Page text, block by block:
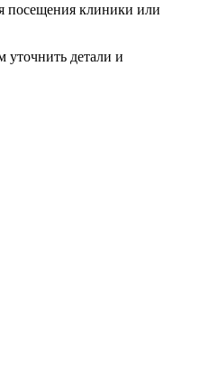
посещения клиники или
уточнить детали и